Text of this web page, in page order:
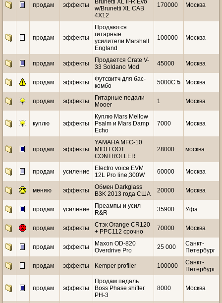
продам эффекты
Brunetti XL ll-R Evo
w/Brunetti XL CAB
4X12
170000 Москва
продам эффекты
Продаются
гитарные
усилители Marshall
England
100000 Москва
продам эффекты
Продается Crate V-
33 Soldano Mod
45000 Москва
продам эффекты
Футсвитч для бас-
комбо
5000СЂ Москва
продам эффекты
Гитарные педали
Mooer
1 Москва
куплю эффекты
Куплю Mars Mellow
Psalm и Mars Damp
Echo
7000 Москва
продам эффекты
YAMAHA MFC-10
MIDI FOOT
CONTROLLER
28000 москва
продам усиление
Electro voice EVM
12L Pro line,300W
60000 Москва
меняю эффекты
Обмен Darkglass
B3K 2013 года США
20000 Москва
продам усиление
Преампы и усил
R&R
35900 Уфа
продам эффекты
Стэк Orange CR120
+ PPC112 срочно
70000 Москва
продам эффекты
Maxon OD-820
Overdrive Pro
25 000
Санкт-
Петербург
продам эффекты Kemper profiler 100000
Санкт-
Петербург
продам эффекты
Продам педаль
Boss Phase shifter
PH-3
8000 Москва